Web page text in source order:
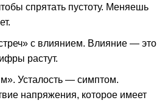
спрятать пустоту. Меняешь
с влиянием. Влияние — это
растут.
Усталость — симптом.
напряжения, которое имеет